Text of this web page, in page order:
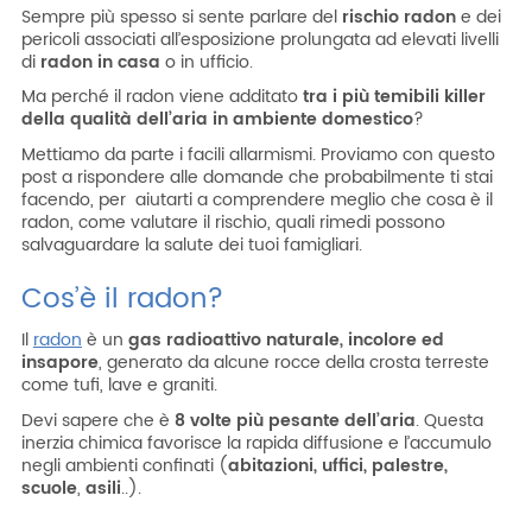
Sempre più spesso si sente parlare del rischio radone dei
pericoli associati all’esposizione prolungata ad elevati livelli
di radon in casa o in ufficio.
Ma perché il radon viene additatotra i più temibili killer
della qualità dell’aria in ambiente domestico?
Mettiamo da parte i facili allarmismi. Proviamo con questo
post a rispondere alle domande che probabilmente ti stai
facendo, per aiutarti a comprendere meglio che cosa è il
radon, come valutare il rischio, quali rimedi possono
salvaguardare la salute dei tuoi famigliari.
Cos’è il radon?
Ilradonè un gas radioattivo naturale, incolore ed
insapore, generato da alcune rocce della crosta terreste
come tufi, lave e graniti.
Devi sapere che è 8 volte più pesante dell’aria. Questa
inerzia chimica favorisce la rapida diffusione e l’accumulo
negli ambienti confinati (abitazioni, uffici, palestre,
scuole, asili..).